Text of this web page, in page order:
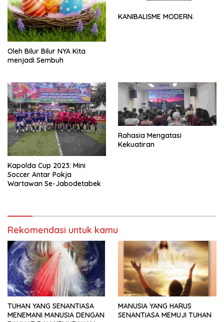
Oleh Bilur Bilur NYA Kita
menjadi Sembuh
KANIBALISME MODERN.
Kapolda Cup 2023: Mini
Soccer Antar Pokja
Wartawan Se-Jabodetabek
Rahasia Mengatasi
Kekuatiran
Rekomendasi untuk kamu
TUHAN YANG SENANTIASA
MENEMANI MANUSIA DENGAN
MANUSIA YANG HARUS
SENANTIASA MEMUJI TUHAN